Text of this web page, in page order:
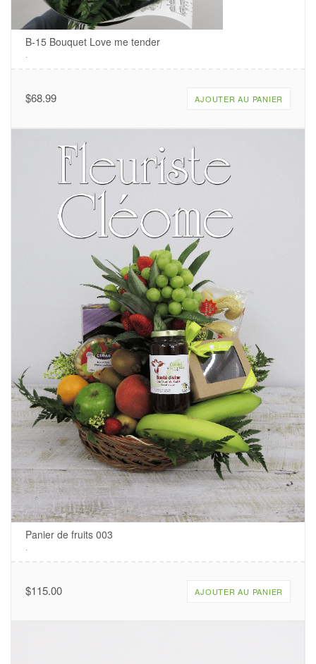
B-15 Bouquet Love me tender
$68.99 AJOUTER AU PANIER
Panier de fruits 003
.
$115.00 AJOUTER AU PANIER